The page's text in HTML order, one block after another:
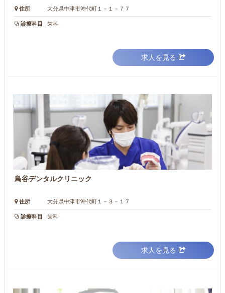
住所 大分県中津市沖代町１－１－７７
診療科目 歯科
求人を見る
鳥谷デンタルクリニック
住所 大分県中津市沖代町１－３－１７
診療科目 歯科
求人を見る